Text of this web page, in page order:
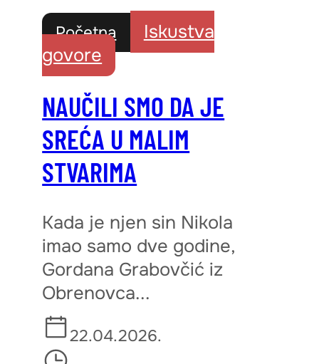
Početna
Iskustva
govore
NAUČILI SMO DA JE
SREĆA U MALIM
STVARIMA
Kada je njen sin Nikola
imao samo dve godine,
Gordana Grabovčić iz
Obrenovca...
22.04.2026.